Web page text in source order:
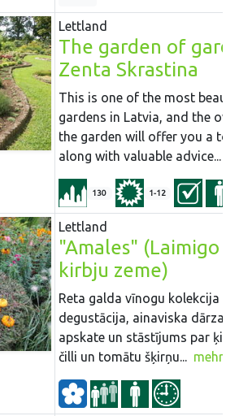
Lettland
The garden of
Zenta Skrastina
This is one of the most
gardens in Latvia, and the
the garden will offer you a
along with valuable advice...
130 1-12
Lettland
"Amales" (Laimigo
kirbju zeme)
Reta galda vīnogu kolekcija
degustācija, ainaviska dārza
apskate un stāstījums par
čilli un tomātu šķirņu... mehr